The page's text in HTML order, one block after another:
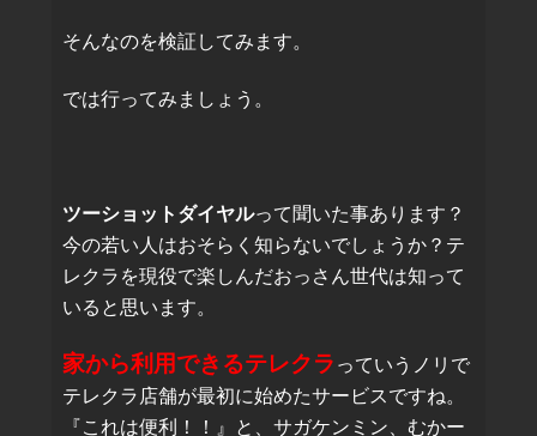
そんなのを検証してみます。
では行ってみましょう。
ツーショットダイヤルって聞いた事あります？
今の若い人はおそらく知らないでしょうか？テ
レクラを現役で楽しんだおっさん世代は知って
いると思います。
家から利用できるテレクラ っていうノリで
テレクラ店舗が最初に始めたサービスですね。
『これは便利！！』と、サガケンミン、むかー